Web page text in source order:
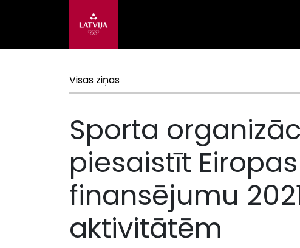
Visas ziņas
Sporta
piesaistīt Eiropas
finansējumu
aktivitātēm